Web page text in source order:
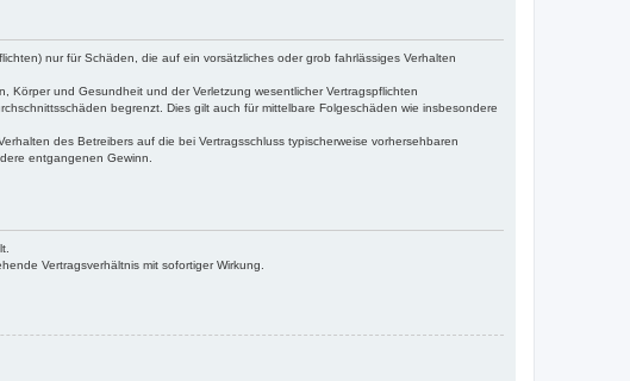
nur für Schäden, die auf ein vorsätzliches oder grob fahrlässiges Verhalten
und Gesundheit und der Verletzung wesentlicher Vertragspflichten
begrenzt. Dies gilt auch für mittelbare Folgeschäden wie insbesondere
des Betreibers auf die bei Vertragsschluss typischerweise vorhersehbaren
entgangenen Gewinn.
Vertragsverhältnis mit sofortiger Wirkung.